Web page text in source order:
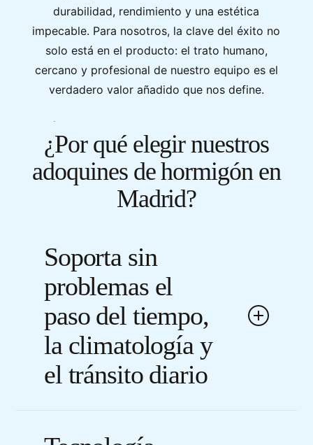
durabilidad, rendimiento y una estética
impecable. Para nosotros, la clave del éxito no
solo está en el producto: el trato humano,
cercano y profesional de nuestro equipo es el
verdadero valor añadido que nos define.
¿Estás en Madrid? Descubre nuestros adoquines
de hormigón en Madrid. ¡Déjanos asesorarte!
¿Por qué elegir nuestros
adoquines de hormigón en
Madrid?
Soporta sin
problemas el
paso del tiempo,
la climatología y
el tránsito diario